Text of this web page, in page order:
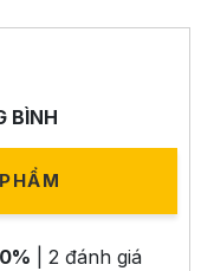
BÌNH
| 2 đánh giá